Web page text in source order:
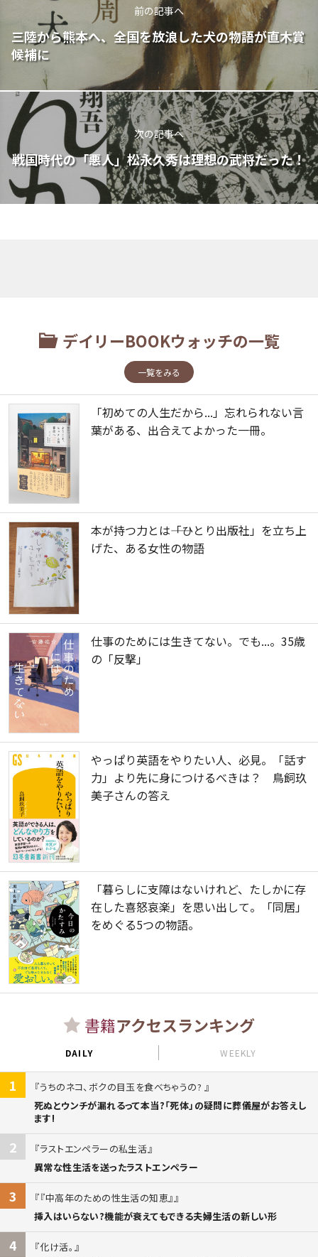
前の記事へ
三陸から熊本へ、全国を放浪した犬の物語が直木賞
候補に
次の記事へ
戦国時代の「悪人」松永久秀は理想の武将だった！
デイリーBOOKウォッチの一覧
一覧をみる
「初めての人生だから...」忘れられない言
葉がある、出合えてよかった一冊。
本が持つ力とは――「ひとり出版社」を立ち上
げた、ある女性の物語
仕事のためには生きてない。でも...。35歳
の「反撃」
やっぱり英語をやりたい人、必見。「話す
力」より先に身につけるべきは？ 鳥飼玖
美子さんの答え
「暮らしに支障はないけれど、たしかに存
在した喜怒哀楽」を思い出して。「同居」
をめぐる5つの物語。
書籍アクセスランキング
DAILY WEEKLY
1
うちのネコ、ボクの目玉を食べちゃうの?
死ぬとウンチが漏れるって本当?「死体」の疑問に葬儀屋がお答えし
ます!
2
ラストエンペラーの私生活
異常な性生活を送ったラストエンペラー
3
『中高年のための性生活の知恵』
挿入はいらない?機能が衰えてもできる夫婦生活の新しい形
4
化け活。